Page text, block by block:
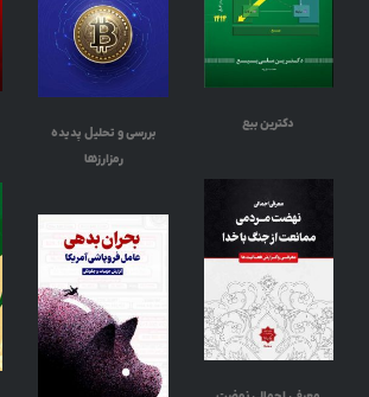
دکترین بیع
بررسی و تحلیل پدیده
رمزارزها